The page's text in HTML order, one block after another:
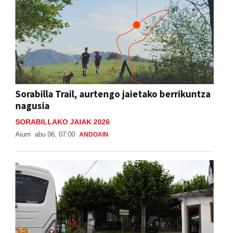
Sorabilla Trail, aurtengo jaietako berrikuntza
nagusia
SORABILLAKO JAIAK 2026
Aiurri abu 06, 07:00 ANDOAIN